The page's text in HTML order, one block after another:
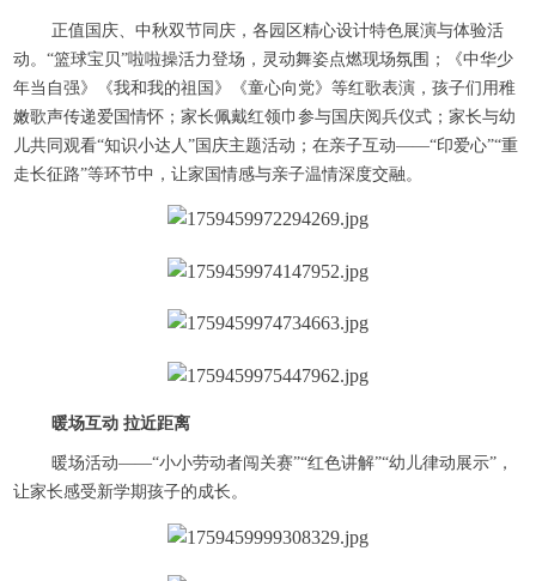
正值国庆、中秋双节同庆，各园区精心设计特色展演与体验活
动。“篮球宝贝”啦啦操活力登场，灵动舞姿点燃现场氛围；《中华少
年当自强》《我和我的祖国》《童心向党》等红歌表演，孩子们用稚
嫩歌声传递爱国情怀；家长佩戴红领巾参与国庆阅兵仪式；家长与幼
儿共同观看“知识小达人”国庆主题活动；在亲子互动——“印爱心”“重
走长征路”等环节中，让家国情感与亲子温情深度交融。
暖场互动 拉近距离
暖场活动——“小小劳动者闯关赛”“红色讲解”“幼儿律动展示”，
让家长感受新学期孩子的成长。